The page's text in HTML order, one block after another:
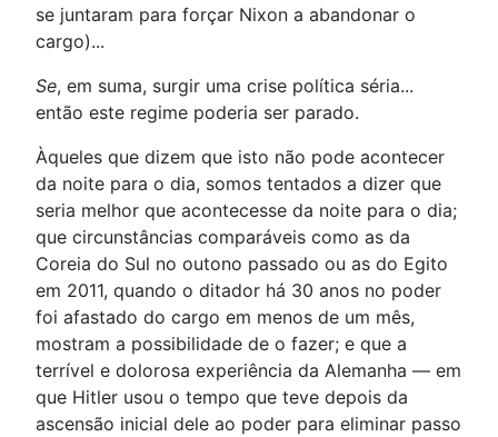
se juntaram para forçar Nixon a abandonar o
cargo)...
Se, em suma, surgir uma crise política séria...
então este regime poderia ser parado.
Àqueles que dizem que isto não pode acontecer
da noite para o dia, somos tentados a dizer que
seria melhor que acontecesse da noite para o dia;
que circunstâncias comparáveis como as da
Coreia do Sul no outono passado ou as do Egito
em 2011, quando o ditador há 30 anos no poder
foi afastado do cargo em menos de um mês,
mostram a possibilidade de o fazer; e que a
terrível e dolorosa experiência da Alemanha — em
que Hitler usou o tempo que teve depois da
ascensão inicial dele ao poder para eliminar passo